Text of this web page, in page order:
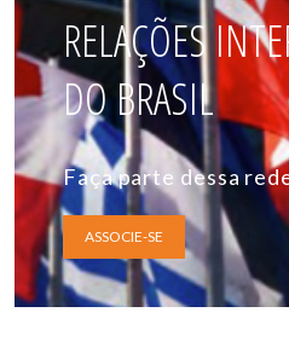
RELAÇÕES
DO BRASIL
Faça parte dessa
ASSOCIE-SE